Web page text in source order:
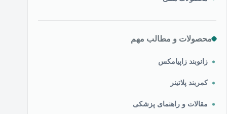
محصولات و مطالب مهم
زانوبند زاپیامکس
کمربند پلاتینر
مقالات و راهنمای پزشکی